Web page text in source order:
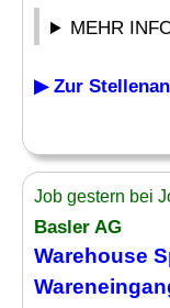
MEHR
▶ Zur
Job gestern bei
Basler AG
Warehouse